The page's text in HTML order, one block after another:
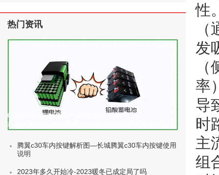
性
发
率
导
时
主
组
热门资讯
电动车电池的种类及标准(电动车 电池
种类)
腾翼c30车内按键解析图—长城腾翼c30车内按键使用
说明
2023年多久开始冷-2023暖冬已成定局了吗